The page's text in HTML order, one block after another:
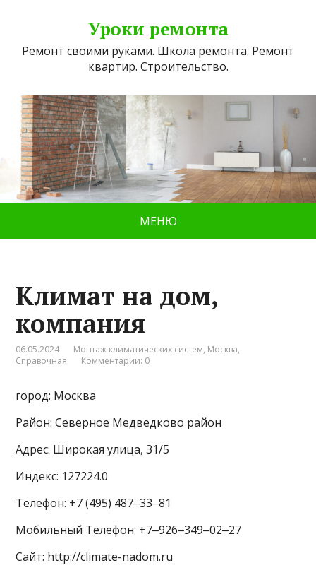
Уроки ремонта
Ремонт своими руками. Школа ремонта. Ремонт
квартир. Строительство.
МЕНЮ
Климат на дом,
компания
06.05.2024 Монтаж климатических систем, Москва,
Справочная
Комментарии: 0
город: Москва
Район: Северное Медведково район
Адрес: Широкая улица, 31/5
Индекс: 127224.0
Телефон: +7 (495) 487‒33‒81
Мобильный Телефон: +7‒926‒349‒02‒27
Сайт: http://climate-nadom.ru